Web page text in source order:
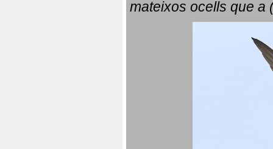
mateixos ocells que a